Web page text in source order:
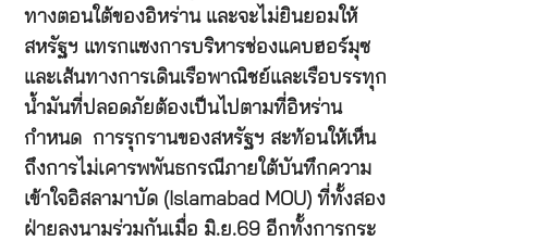
ทางตอนใต้ของอิหร่าน และจะไม่ยินยอมให้
สหรัฐฯ แทรกแซงการบริหารช่องแคบฮอร์มุซ
และเส้นทางการเดินเรือพาณิชย์และเรือบรรทุก
น้ำมันที่ปลอดภัยต้องเป็นไปตามที่อิหร่าน
กำหนด การรุกรานของสหรัฐฯ สะท้อนให้เห็น
ถึงการไม่เคารพพันธกรณีภายใต้บันทึกความ
เข้าใจอิสลามาบัด (Islamabad MOU) ที่ทั้งสอง
ฝ่ายลงนามร่วมกันเมื่อ มิ.ย.69 อีกทั้งการกระ